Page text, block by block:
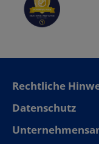
Rechtliche
Datenschutz